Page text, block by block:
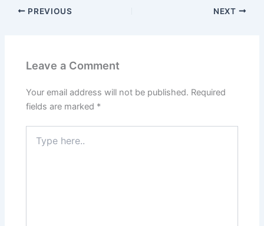
PREVIOUS NEXT
Leave a Comment
Your email address will not be published. Required
fields are marked *
here..